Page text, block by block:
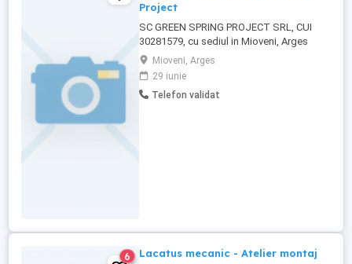
Project
SC GREEN SPRING PROJECT SRL, CUI
30281579, cu sediul in Mioveni, Arges
Angajam pentru 5 posturi manipulant
marfuri depozit , Cod Cor 933303 si 1 post
pentru ajutor bucatar Cod Cor 941101
persoane cu studii generale, cunostiinte
Mioveni, Arges
29 iunie
Telefon validat
6 Lacatus mecanic - Atelier montaj